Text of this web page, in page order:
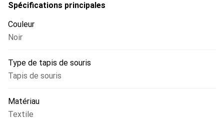
Spécifications principales
Couleur
Noir
Type de tapis de souris
Tapis de souris
Matériau
Textile